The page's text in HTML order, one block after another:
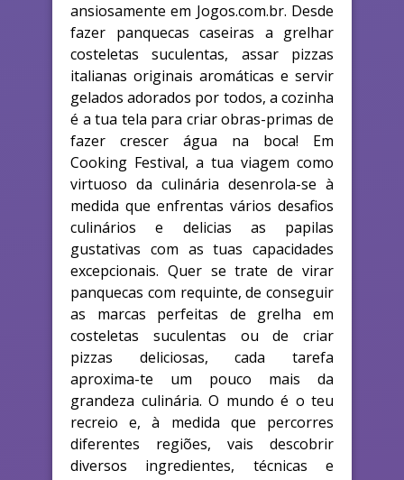
ansiosamente em Jogos.com.br. Desde
fazer panquecas caseiras a grelhar
costeletas suculentas, assar pizzas
italianas originais aromáticas e servir
gelados adorados por todos, a cozinha
é a tua tela para criar obras-primas de
fazer crescer água na boca! Em
Cooking Festival, a tua viagem como
virtuoso da culinária desenrola-se à
medida que enfrentas vários desafios
culinários e delicias as papilas
gustativas com as tuas capacidades
excepcionais. Quer se trate de virar
panquecas com requinte, de conseguir
as marcas perfeitas de grelha em
costeletas suculentas ou de criar
pizzas deliciosas, cada tarefa
aproxima-te um pouco mais da
grandeza culinária. O mundo é o teu
recreio e, à medida que percorres
diferentes regiões, vais descobrir
diversos ingredientes, técnicas e